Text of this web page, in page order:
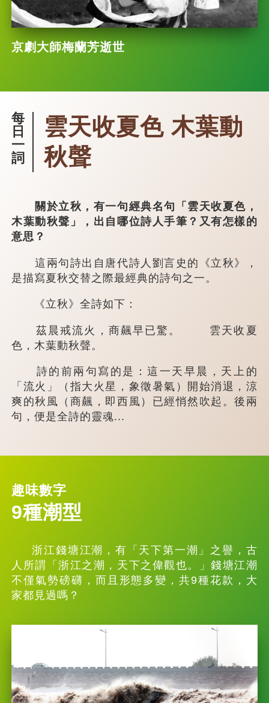
京劇大師梅蘭芳逝世
每
日
一
詞
雲天收夏色 木葉動
秋聲
關於立秋，有一句經典名句「雲天收夏色，
木葉動秋聲」，出自哪位詩人手筆？又有怎樣的
意思？
這兩句詩出自唐代詩人劉言史的《立秋》，
是描寫夏秋交替之際最經典的詩句之一。
《立秋》全詩如下：
茲晨戒流火，商飆早已驚。 雲天收夏
色，木葉動秋聲。
詩的前兩句寫的是：這一天早晨，天上的
「流火」（指大火星，象徵暑氣）開始消退，涼
爽的秋風（商飆，即西風）已經悄然吹起。後兩
句，便是全詩的靈魂...
趣味數字
9種潮型
浙江錢塘江潮，有「天下第一潮」之譽，古
人所謂「浙江之潮，天下之偉觀也。」錢塘江潮
不僅氣勢磅礴，而且形態多變，共9種花款，大
家都見過嗎？